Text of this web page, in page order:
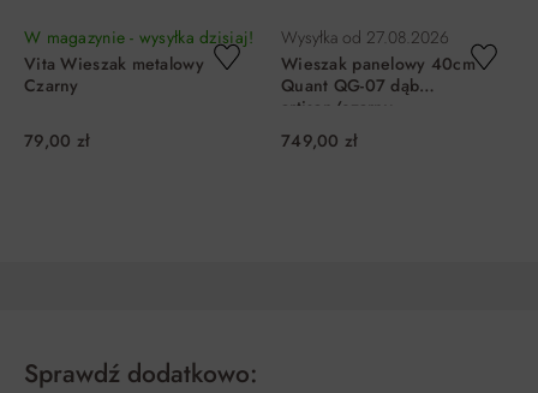
W magazynie - wysyłka dzisiaj!
Vita Wieszak metalowy
Czarny
79,00 zł
Wysyłka od 27.08.2026
Wieszak panelowy 40cm
Quant QG-07 dąb
artisan/czarny
749,00 zł
Sprawdź dodatkowo: